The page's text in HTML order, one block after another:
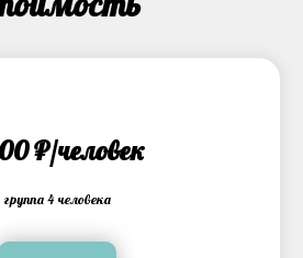
₽/человек
группа 4 человека